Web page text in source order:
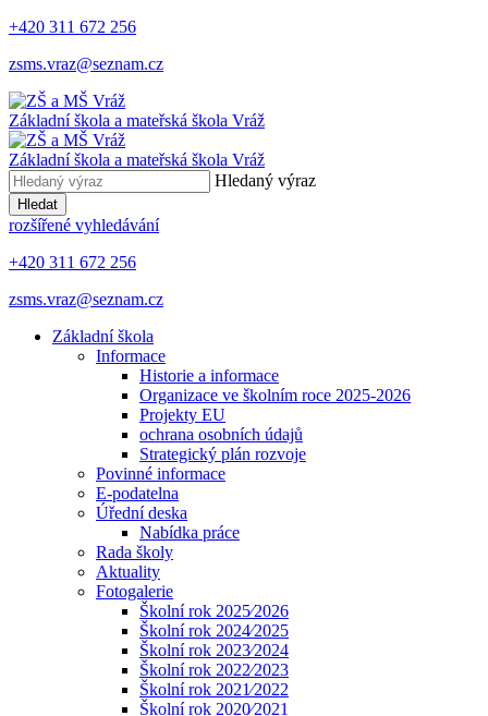
+420 311 672 256
zsms.vraz@seznam.cz
Základní škola a mateřská škola Vráž
Základní škola a mateřská škola Vráž
Hledaný výraz
Hledat
rozšířené vyhledávání
+420 311 672 256
zsms.vraz@seznam.cz
Základní škola
Informace
Historie a informace
Organizace ve školním roce 2025-2026
Projekty EU
ochrana osobních údajů
Strategický plán rozvoje
Povinné informace
E-podatelna
Úřední deska
Nabídka práce
Rada školy
Aktuality
Fotogalerie
Školní rok 2025⁄2026
Školní rok 2024⁄2025
Školní rok 2023⁄2024
Školní rok 2022⁄2023
Školní rok 2021⁄2022
Školní rok 2020⁄2021